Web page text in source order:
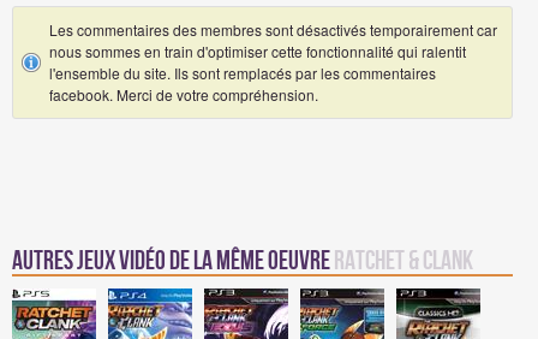
Les commentaires des membres sont désactivés temporairement car
nous sommes en train d'optimiser cette fonctionnalité qui ralentit
l'ensemble du site. Ils sont remplacés par les commentaires
facebook. Merci de votre compréhension.
Autres jeux vidéo de la même oeuvreRatchet & Clank